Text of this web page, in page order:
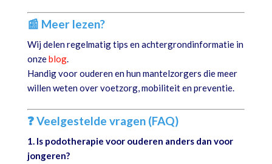
📰 Meer lezen?
Wij delen regelmatig tips en achtergrondinformatie in
onzeblog.
Handig voor ouderen en hun mantelzorgers die meer
willen weten over voetzorg, mobiliteit en preventie.
❓ Veelgestelde vragen (FAQ)
1. Is podotherapie voor ouderen anders dan voor
jongeren?